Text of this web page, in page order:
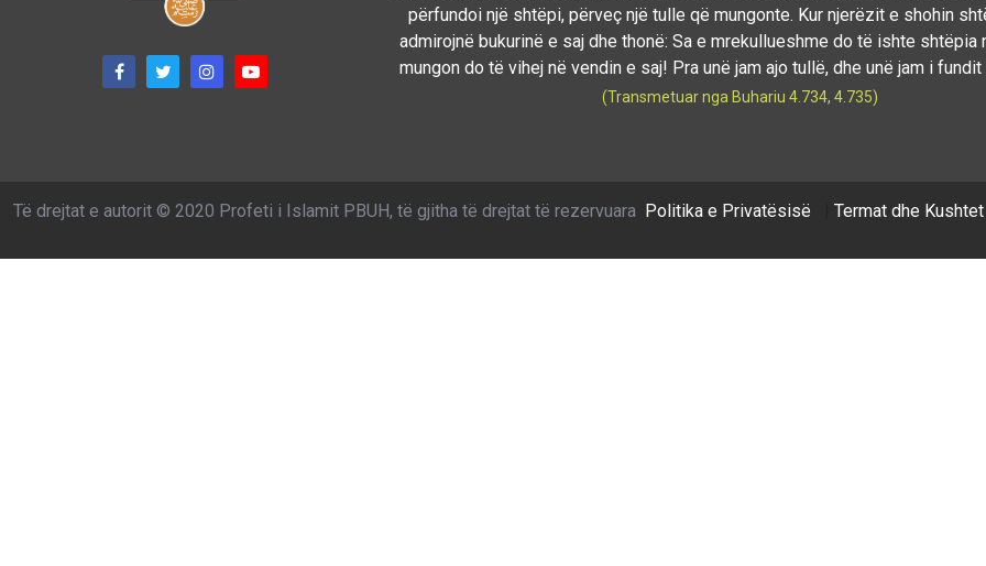
përfundoi një shtëpi, përveç një tulle që mungonte. Kur njerëzit e shohin
admirojnë bukurinë e saj dhe thonë: Sa e mrekullueshme do të ishte shtëpia
mungon do të vihej në vendin e saj! Pra unë jam ajo tullë, dhe unë jam i
(Transmetuar nga Buhariu 4.734, 4.735)
Të drejtat e autorit © 2020 Profeti i Islamit PBUH, të gjitha të drejtat të rezervuara Politika e Privatësisë Termat dhe Kushtet